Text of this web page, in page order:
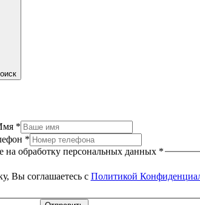
*
*
на обработку персональных данных *
Вы соглашаетесь с Политикой